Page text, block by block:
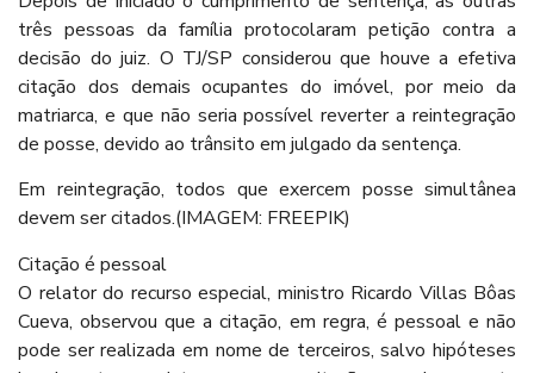
três pessoas da família protocolaram petição contra a
decisão do juiz. O TJ/SP considerou que houve a efetiva
citação dos demais ocupantes do imóvel, por meio da
matriarca, e que não seria possível reverter a reintegração
de posse, devido ao trânsito em julgado da sentença.
Em reintegração, todos que exercem posse simultânea
devem ser citados.(IMAGEM: FREEPIK)
Citação é pessoal
O relator do recurso especial, ministro Ricardo Villas Bôas
Cueva, observou que a citação, em regra, é pessoal e não
pode ser realizada em nome de terceiros, salvo hipóteses